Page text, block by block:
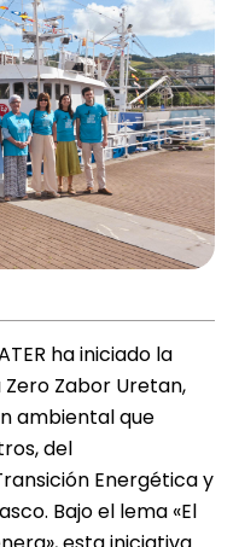
ha iniciado la
Zabor Uretan,
ambiental que
del
Energética y
Bajo el lema «El